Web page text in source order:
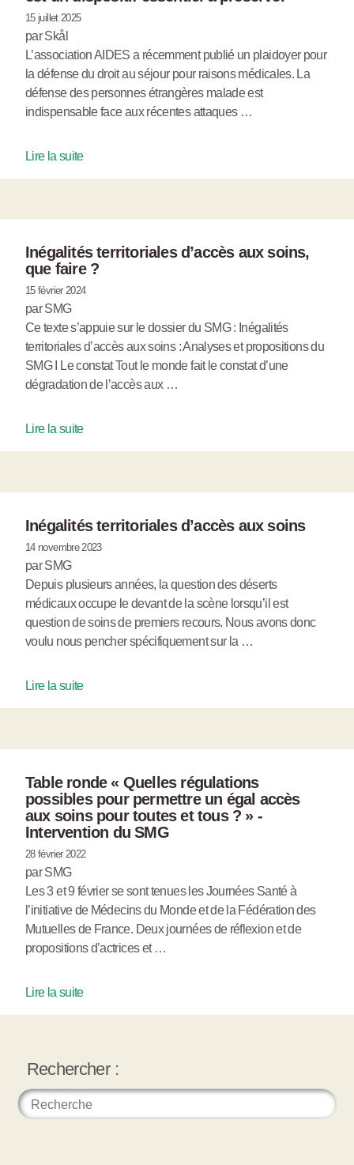
15 juillet 2025
par Skål
L’association AIDES a récemment publié un plaidoyer pour
la défense du droit au séjour pour raisons médicales. La
défense des personnes étrangères malade est
indispensable face aux récentes attaques …
Lire la suite
Inégalités territoriales d’accès aux soins,
que faire ?
15 février 2024
par SMG
Ce texte s’appuie sur le dossier du SMG : Inégalités
territoriales d’accès aux soins : Analyses et propositions du
SMG I Le constat Tout le monde fait le constat d’une
dégradation de l’accès aux …
Lire la suite
Inégalités territoriales d’accès aux soins
14 novembre 2023
par SMG
Depuis plusieurs années, la question des déserts
médicaux occupe le devant de la scène lorsqu’il est
question de soins de premiers recours. Nous avons donc
voulu nous pencher spécifiquement sur la …
Lire la suite
Table ronde « Quelles régulations
possibles pour permettre un égal accès
aux soins pour toutes et tous ? » -
Intervention du SMG
28 février 2022
par SMG
Les 3 et 9 février se sont tenues les Journées Santé à
l’initiative de Médecins du Monde et de la Fédération des
Mutuelles de France. Deux journées de réflexion et de
propositions d’actrices et …
Lire la suite
Rechercher :